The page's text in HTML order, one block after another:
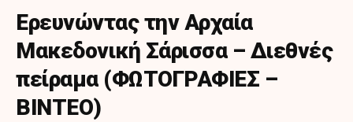
Ερευνώντας την Αρχαία
Μακεδονική Σάρισσα – Διεθνές
πείραμα (ΦΩΤΟΓΡΑΦΙΕΣ –
ΒΙΝΤΕΟ)